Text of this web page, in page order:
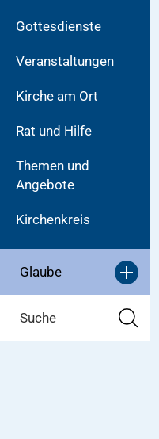
Gottesdienste
Veranstaltungen
Kirche am Ort
Rat und Hilfe
Themen und
Angebote
Kirchenkreis
Glaube
Suche